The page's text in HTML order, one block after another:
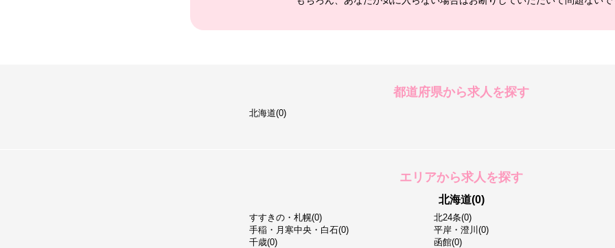
都道府県から求人を探す
北海道(0)
エリアから求人を探す
北海道(0)
すすきの・札幌(0) 北24条(0)
手稲・月寒中央・白石(0)
平岸・澄川(0)
千歳(0)
函館(0)